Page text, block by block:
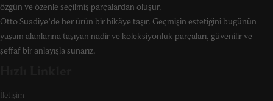
özgün ve özenle seçilmiş parçalardan oluşur.
Otto Suadiye’de her ürün bir hikâye taşır. Geçmişin estetiğini bugünün
yaşam alanlarına taşıyan nadir ve koleksiyonluk parçaları, güvenilir ve
şeffaf bir anlayışla sunarız.
İletişim